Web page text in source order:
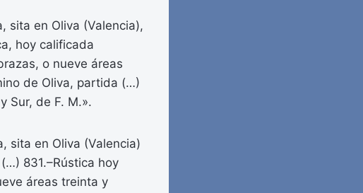
sita en Oliva (Valencia),
hoy calificada
o nueve áreas
de Oliva, partida (…)
Sur, de F. M.».
sita en Oliva (Valencia)
831.–Rústica hoy
áreas treinta y